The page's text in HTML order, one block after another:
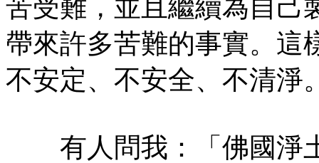
苦受難，並且繼續為自己
帶來許多苦難的事實。這
不安定、不安全、不清淨
有人問我：「佛國淨